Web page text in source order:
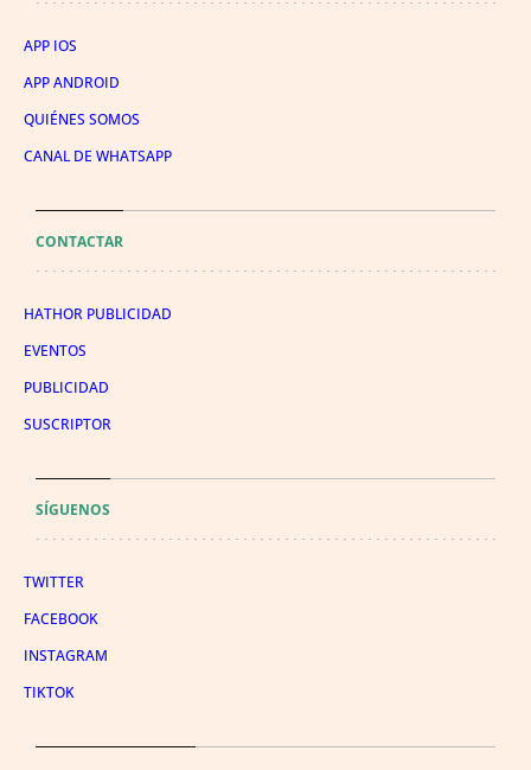
APP IOS
APP ANDROID
QUIÉNES SOMOS
CANAL DE WHATSAPP
CONTACTAR
HATHOR PUBLICIDAD
EVENTOS
PUBLICIDAD
SUSCRIPTOR
SÍGUENOS
TWITTER
FACEBOOK
INSTAGRAM
TIKTOK